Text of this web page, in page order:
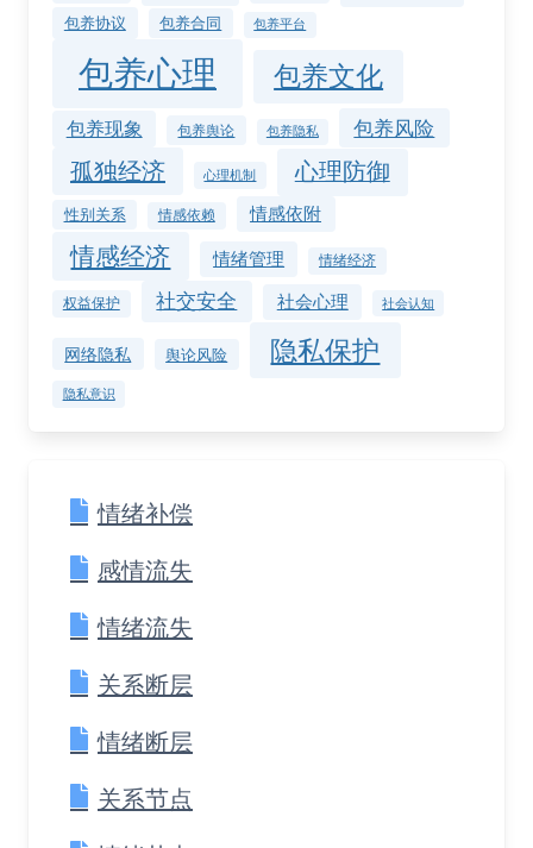
包养协议 包养合同 包养平台
包养心理 包养文化
包养现象 包养舆论 包养隐私 包养风险
孤独经济 心理机制 心理防御
性别关系 情感依赖 情感依附
情感经济 情绪管理 情绪经济
权益保护 社交安全 社会心理 社会认知
网络隐私 舆论风险 隐私保护
隐私意识
情绪补偿
感情流失
情绪流失
关系断层
情绪断层
关系节点